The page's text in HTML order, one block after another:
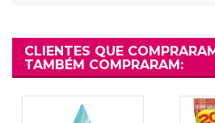
CLIENTES QUE
TAMBÉM COMPRARAM: